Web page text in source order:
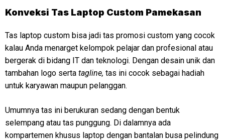
Konveksi Tas Laptop Custom Pamekasan
Tas laptop custom bisa jadi tas promosi custom yang cocok
kalau Anda menarget kelompok pelajar dan profesional atau
bergerak di bidang IT dan teknologi. Dengan desain unik dan
tambahan logo serta tagline, tas ini cocok sebagai hadiah
untuk karyawan maupun pelanggan.
Umumnya tas ini berukuran sedang dengan bentuk
selempang atau tas punggung. Di dalamnya ada
kompartemen khusus laptop dengan bantalan busa pelindung